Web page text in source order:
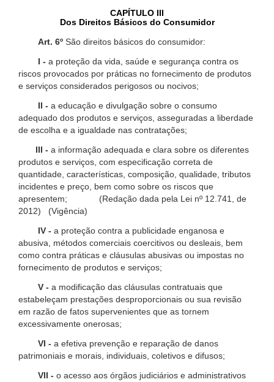
CAPÍTULO III
Dos Direitos Básicos do Consumidor
Art. 6º São direitos básicos do consumidor:
I - a proteção da vida, saúde e segurança contra os
riscos provocados por práticas no fornecimento de produtos
e serviços considerados perigosos ou nocivos;
II - a educação e divulgação sobre o consumo
adequado dos produtos e serviços, asseguradas a liberdade
de escolha e a igualdade nas contratações;
III - a informação adequada e clara sobre os diferentes
produtos e serviços, com especificação correta de
quantidade, características, composição, qualidade, tributos
incidentes e preço, bem como sobre os riscos que
apresentem; (Redação dada pela Lei nº 12.741, de
2012) (Vigência)
IV - a proteção contra a publicidade enganosa e
abusiva, métodos comerciais coercitivos ou desleais, bem
como contra práticas e cláusulas abusivas ou impostas no
fornecimento de produtos e serviços;
V - a modificação das cláusulas contratuais que
estabeleçam prestações desproporcionais ou sua revisão
em razão de fatos supervenientes que as tornem
excessivamente onerosas;
VI - a efetiva prevenção e reparação de danos
patrimoniais e morais, individuais, coletivos e difusos;
VII - o acesso aos órgãos judiciários e administrativos